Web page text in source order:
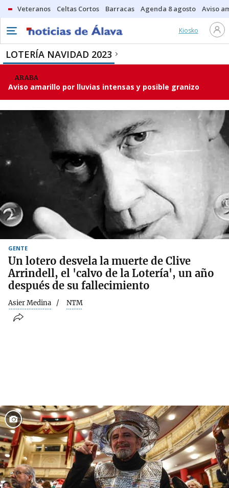
Veteranos Celtas Cortos Barracas Agenda 8 agosto Aviso
Kiosko
LOTERÍA NAVIDAD 2023
ARABA
Aviso amarillo por lluvias intensas y posible granizo
GENTE
Un lotero desvela la muerte de Clive
Arrindell, el 'calvo de la Lotería', un año
después de su fallecimiento
Asier Medina NTM